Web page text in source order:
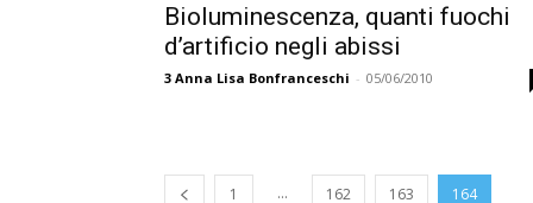
Bioluminescenza, quanti fuochi
d’artificio negli abissi
3 Anna Lisa Bonfranceschi - 05/06/2010
1 ... 162 163 164